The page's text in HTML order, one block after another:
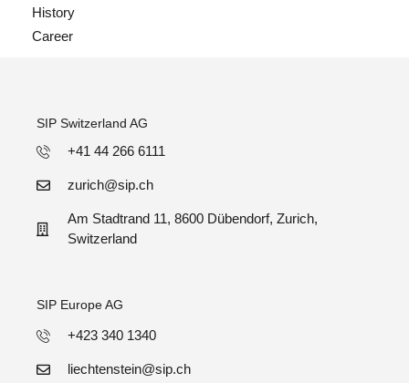
History
Career
SIP Switzerland AG
+41 44 266 6111
zurich@sip.ch
Am Stadtrand 11, 8600 Dübendorf, Zurich,
Switzerland
SIP Europe AG
+423 340 1340
liechtenstein@sip.ch